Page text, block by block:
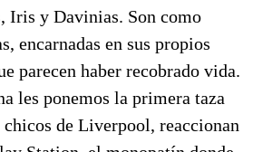
Iris y Davinias. Son como
encarnadas en sus propios
parecen haber recobrado vida.
les ponemos la primera taza
chicos de Liverpool, reaccionan